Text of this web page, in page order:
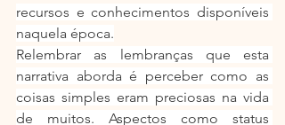
recursos e conhecimentos disponíveis
naquela época.
Relembrar as lembranças que esta
narrativa aborda é perceber como as
coisas simples eram preciosas na vida
de muitos. Aspectos como status